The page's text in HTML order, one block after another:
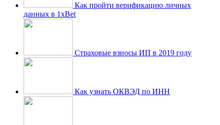
Как пройти верификацию личных
данных в 1xBet
Страховые взносы ИП в 2019 году
Как узнать ОКВЭД по ИНН